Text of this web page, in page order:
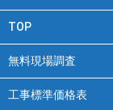
TOP
無料現場調査
工事標準価格表